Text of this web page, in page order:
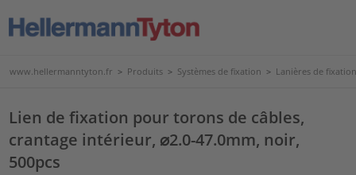
www.hellermanntyton.fr > Produits > Systèmes de fixation > Lanières de fixation
Lien de fixation pour torons de câbles,
crantage intérieur, ⌀2.0-47.0mm, noir,
500pcs